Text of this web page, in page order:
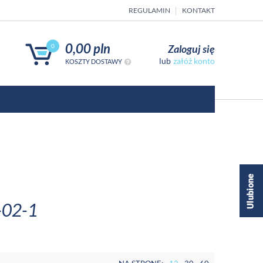
REGULAMIN KONTAKT
0 0,00 pln
KOSZTY DOSTAWY
Zaloguj się
załóż konto
1